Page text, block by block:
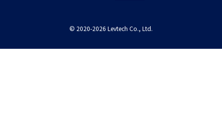
© 2020-2026 Levtech Co., Ltd.